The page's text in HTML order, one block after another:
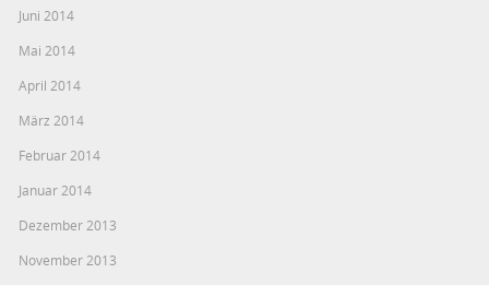
Juni 2014
Mai 2014
April 2014
März 2014
Februar 2014
Januar 2014
Dezember 2013
November 2013